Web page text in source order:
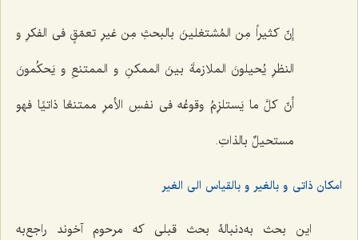
إنّ کثیراً مِن المُشتغلینَ بالبحثِ مِن غیرِ تعمّقٍ فی الفکرِ و
النظرِ یُحیلونَ الملازمةَ بینَ الممکنِ و الممتنعِ و یَحکُمونَ
أنّ کلَّ ما یَستلزِمُ وقوعُه فی نفسِ الأمرِ ممتنعًا ذاتیًا فهو
مستحیلٌ بالذاتِ.
امکان ذاتی و بالغیر و بالقیاس الی الغیر
این بحث به‌دنبالۀ بحث قبلى که مرحوم آخوند راجع‌به